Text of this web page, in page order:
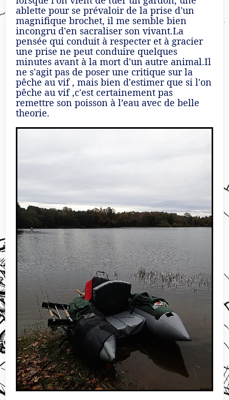
ablette pour se prévaloir de la prise d'un
magnifique brochet, il me semble bien
incongru d'en sacraliser son vivant.La
pensée qui conduit à respecter et à gracier
une prise ne peut conduire quelques
minutes avant à la mort d'un autre animal.Il
ne s'agit pas de poser une critique sur la
pêche au vif , mais bien d'estimer que si l'on
pêche au vif ,c'est certainement pas
remettre son poisson à l’eau avec de belle
theorie.